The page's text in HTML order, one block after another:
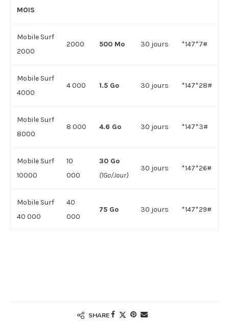
MOIS
Mobile Surf
2000
2000 500 Mo 30 jours *147*7#
Mobile Surf
4000
4 000 1.5 Go 30 jours *147*28#
Mobile Surf
8000
8 000 4.6 Go 30 jours *147*3#
Mobile Surf
10000
10
000
30 Go
(1Go/Jour)
30 jours *147*26#
Mobile Surf
40 000
40
000
75 Go 30 jours *147*29#
SHARE